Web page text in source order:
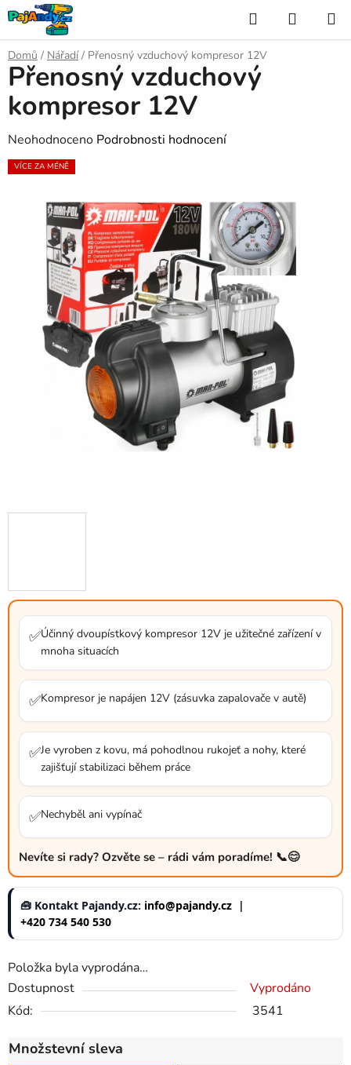
Přejít
na
obsah
Hledat
KOŠÍK
Domů / Nářadí / Přenosný vzduchový kompresor 12V
✅Účinný dvoupístkový kompresor 12V je užitečné zařízení v
mnoha situacích
✅Kompresor je napájen 12V (zásuvka zapalovače v autě)
✅Je vyroben z kovu, má pohodlnou rukojeť a nohy, které
zajišťují stabilizaci během práce
✅Nechyběl ani vypínač
Nevíte si rady? Ozvěte se – rádi vám poradíme! 📞😊
🧰 Kontakt Pajandy.cz: info@pajandy.cz |
+420 734 540 530
Položka byla vyprodána…
Dostupnost
Vyprodáno
Kód:
3541
Množstevní sleva
Přenosný vzduchový
kompresor 12V
Průměrné
hodnocení
hvězdiček.
Neohodnoceno Podrobnosti hodnocení
VÍCE ZA MÉNĚ